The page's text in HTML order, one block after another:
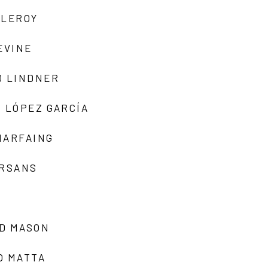
LINDNER
LÓPEZ GARCÍA
MASON
MATTA